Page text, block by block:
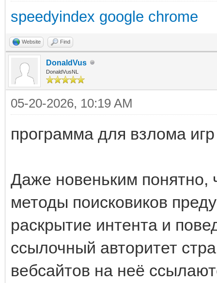
speedyindex google chrome
Website Find
DonaldVus
DonaldVusNL
05-20-2026, 10:19 AM
программа для взлома игр
Даже новеньким понятно,
методы поисковиков
раскрытие интента и
ссылочный авторитет
вебсайтов на неё